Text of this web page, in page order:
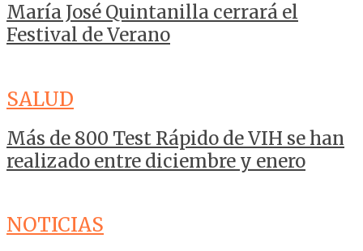
María José Quintanilla cerrará el
Festival de Verano
SALUD
Más de 800 Test Rápido de VIH se han
realizado entre diciembre y enero
NOTICIAS